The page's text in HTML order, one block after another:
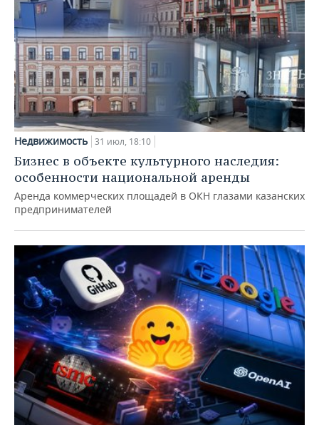
Недвижимость 31 июл, 18:10
Бизнес в объекте культурного наследия:
особенности национальной аренды
Аренда коммерческих площадей в ОКН глазами казанских
предпринимателей